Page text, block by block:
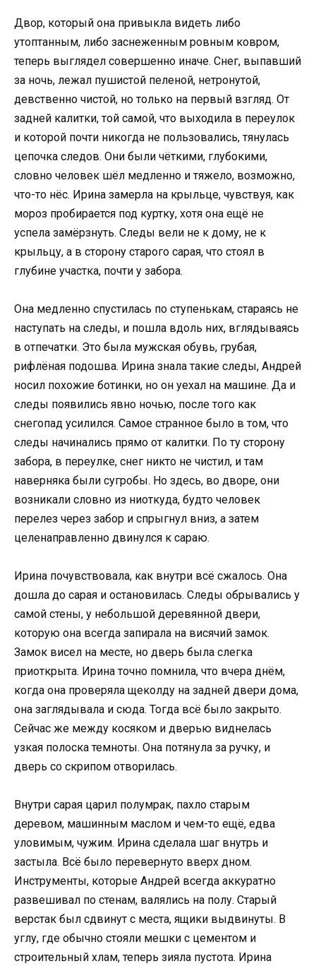
Двор, который она привыкла видеть либо
утоптанным, либо заснеженным ровным ковром,
теперь выглядел совершенно иначе. Снег, выпавший
за ночь, лежал пушистой пеленой, нетронутой,
девственно чистой, но только на первый взгляд. От
задней калитки, той самой, что выходила в переулок
и которой почти никогда не пользовались, тянулась
цепочка следов. Они были чёткими, глубокими,
словно человек шёл медленно и тяжело, возможно,
что-то нёс. Ирина замерла на крыльце, чувствуя, как
мороз пробирается под куртку, хотя она ещё не
успела замёрзнуть. Следы вели не к дому, не к
крыльцу, а в сторону старого сарая, что стоял в
глубине участка, почти у забора.
Она медленно спустилась по ступенькам, стараясь не
наступать на следы, и пошла вдоль них, вглядываясь
в отпечатки. Это была мужская обувь, грубая,
рифлёная подошва. Ирина знала такие следы, Андрей
носил похожие ботинки, но он уехал на машине. Да и
следы появились явно ночью, после того как
снегопад усилился. Самое странное было в том, что
следы начинались прямо от калитки. По ту сторону
забора, в переулке, снег никто не чистил, и там
наверняка были сугробы. Но здесь, во дворе, они
возникали словно из ниоткуда, будто человек
перелез через забор и спрыгнул вниз, а затем
целенаправленно двинулся к сараю.
Ирина почувствовала, как внутри всё сжалось. Она
дошла до сарая и остановилась. Следы обрывались у
самой стены, у небольшой деревянной двери,
которую она всегда запирала на висячий замок.
Замок висел на месте, но дверь была слегка
приоткрыта. Ирина точно помнила, что вчера днём,
когда она проверяла щеколду на задней двери дома,
она заглядывала и сюда. Тогда всё было закрыто.
Сейчас же между косяком и дверью виднелась
узкая полоска темноты. Она потянула за ручку, и
дверь со скрипом отворилась.
Внутри сарая царил полумрак, пахло старым
деревом, машинным маслом и чем-то ещё, едва
уловимым, чужим. Ирина сделала шаг внутрь и
застыла. Всё было перевернуто вверх дном.
Инструменты, которые Андрей всегда аккуратно
развешивал по стенам, валялись на полу. Старый
верстак был сдвинут с места, ящики выдвинуты. В
углу, где обычно стояли мешки с цементом и
строительный хлам, теперь зияла пустота. Ирина